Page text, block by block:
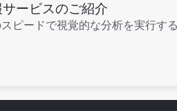
ービスのご紹介
ピードで視覚的な分析を実行す